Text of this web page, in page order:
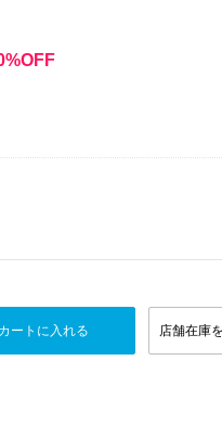
カートに入れる 店舗在庫